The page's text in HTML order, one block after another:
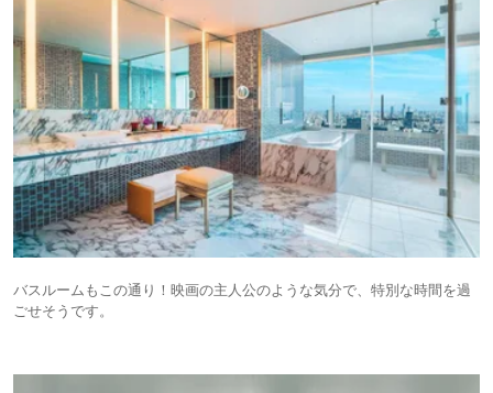
バスルームもこの通り！映画の主人公のような気分で、特別な時間を過
ごせそうです。